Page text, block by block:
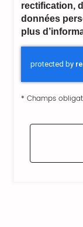
rectification,
données
plus
* Champs